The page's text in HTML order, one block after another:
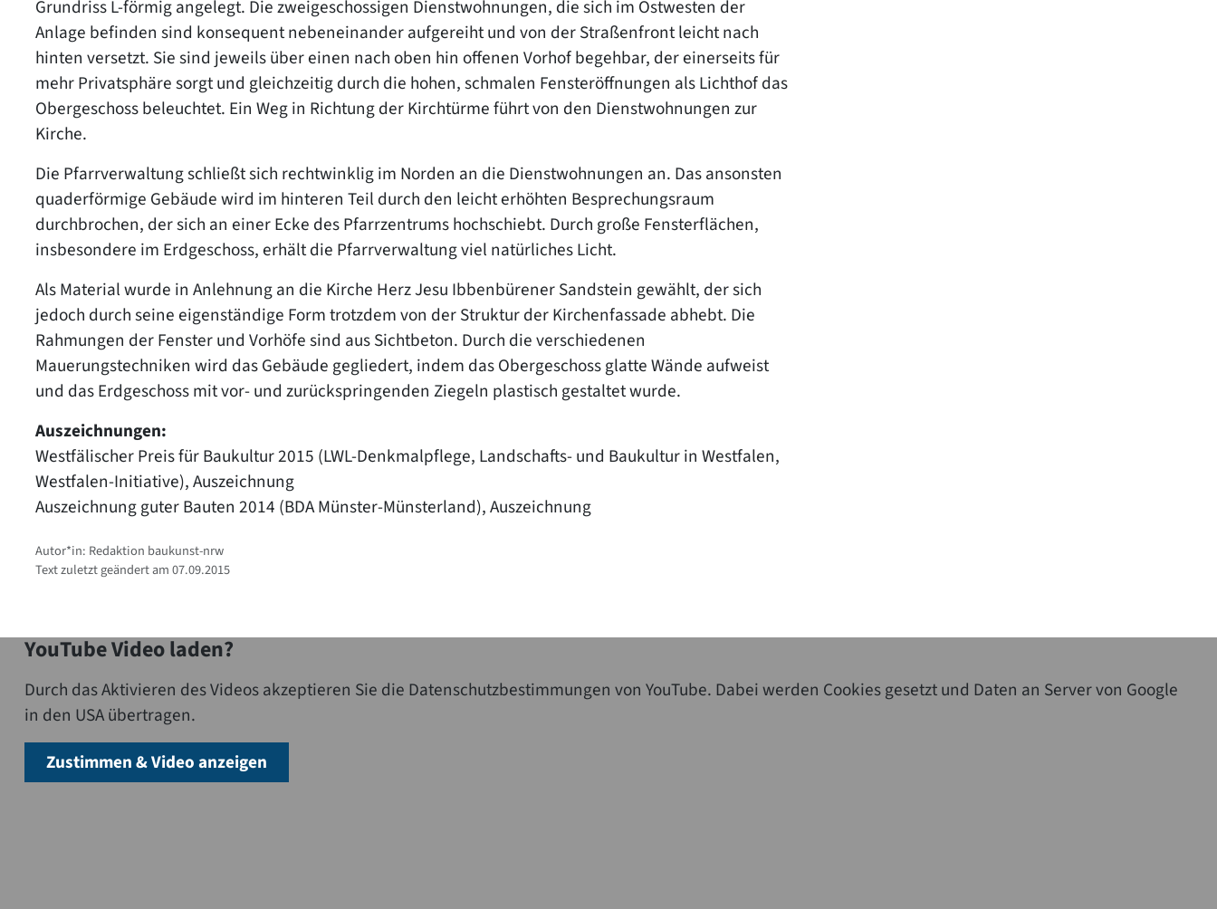
Grundriss L-förmig angelegt. Die zweigeschossigen Dienstwohnungen, die sich im Ostwesten der
Anlage befinden sind konsequent nebeneinander aufgereiht und von der Straßenfront leicht nach
hinten versetzt. Sie sind jeweils über einen nach oben hin offenen Vorhof begehbar, der einerseits für
mehr Privatsphäre sorgt und gleichzeitig durch die hohen, schmalen Fensteröffnungen als Lichthof das
Obergeschoss beleuchtet. Ein Weg in Richtung der Kirchtürme führt von den Dienstwohnungen zur
Kirche.
Die Pfarrverwaltung schließt sich rechtwinklig im Norden an die Dienstwohnungen an. Das ansonsten
quaderförmige Gebäude wird im hinteren Teil durch den leicht erhöhten Besprechungsraum
durchbrochen, der sich an einer Ecke des Pfarrzentrums hochschiebt. Durch große Fensterflächen,
insbesondere im Erdgeschoss, erhält die Pfarrverwaltung viel natürliches Licht.
Als Material wurde in Anlehnung an die Kirche Herz Jesu Ibbenbürener Sandstein gewählt, der sich
jedoch durch seine eigenständige Form trotzdem von der Struktur der Kirchenfassade abhebt. Die
Rahmungen der Fenster und Vorhöfe sind aus Sichtbeton. Durch die verschiedenen
Mauerungstechniken wird das Gebäude gegliedert, indem das Obergeschoss glatte Wände aufweist
und das Erdgeschoss mit vor- und zurückspringenden Ziegeln plastisch gestaltet wurde.
Auszeichnungen:
Westfälischer Preis für Baukultur 2015 (LWL-Denkmalpflege, Landschafts- und Baukultur in Westfalen,
Westfalen-Initiative), Auszeichnung
Auszeichnung guter Bauten 2014 (BDA Münster-Münsterland), Auszeichnung
Autor*in: Redaktion baukunst-nrw
Text zuletzt geändert am 07.09.2015
YouTube Video laden?
Durch das Aktivieren des Videos akzeptieren Sie die Datenschutzbestimmungen von YouTube. Dabei werden Cookies gesetzt und Daten an Server von Google
in den USA übertragen.
Zustimmen & Video anzeigen